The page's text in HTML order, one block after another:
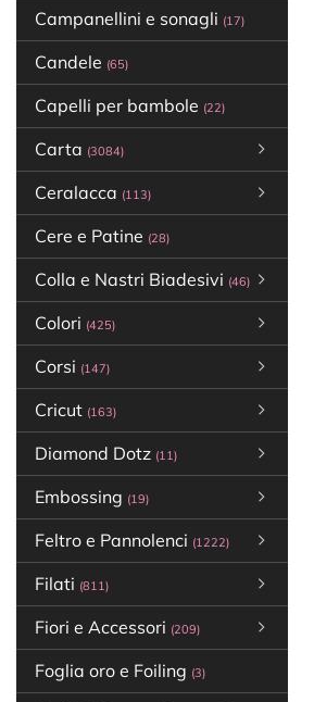
Campanellini e sonagli (17)
Candele (65)
Capelli per bambole (22)
Carta (3084)
Ceralacca (113)
Cere e Patine (28)
Colla e Nastri Biadesivi (46)
Colori (425)
Corsi (147)
Cricut (163)
Diamond Dotz (11)
Embossing (19)
Feltro e Pannolenci (1222)
Filati (811)
Fiori e Accessori (209)
Foglia oro e Foiling (3)